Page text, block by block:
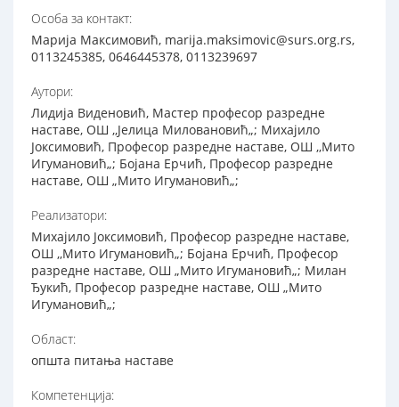
Особа за контакт:
Марија Максимовић, marija.maksimovic@surs.org.rs,
0113245385, 0646445378, 0113239697
Аутори:
Лидија Виденовић, Мастер професор разредне
наставе, ОШ ,,Јелица Миловановић„; Михајило
Јоксимовић, Професор разредне наставе, ОШ ,,Мито
Игумановић„; Бојана Ерчић, Професор разредне
наставе, ОШ „Мито Игумановић„;
Реализатори:
Михајило Јоксимовић, Професор разредне наставе,
ОШ ,,Мито Игумановић„; Бојана Ерчић, Професор
разредне наставе, ОШ „Мито Игумановић„; Милан
Ђукић, Професор разредне наставе, ОШ „Мито
Игумановић„;
Област:
општа питања наставе
Компетенција: